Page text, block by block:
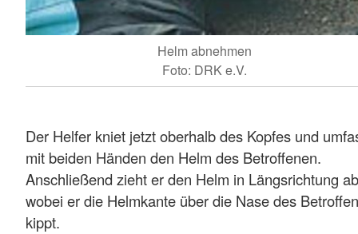
Helm abnehmen
Foto: DRK e.V.
Der Helfer kniet jetzt oberhalb des Kopfes und
mit beiden Händen den Helm des Betroffenen.
Anschließend zieht er den Helm in Längsrichtung
wobei er die Helmkante über die Nase des
kippt.